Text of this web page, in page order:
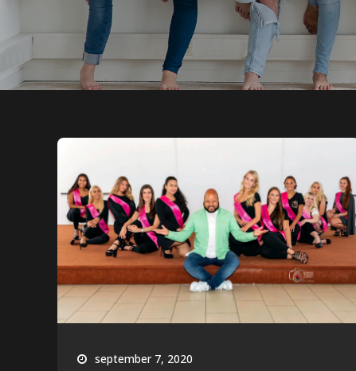
september 7, 2020